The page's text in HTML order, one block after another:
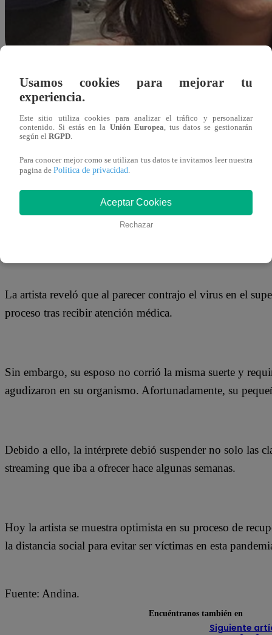
Redacción Latina
18 de mayo 2020
La cantautora peruana Nicole Pillman confirmó que
con los síntomas.
La querida figura del canto contó que los primeros
La artista reveló que al parecer contrajo el virus en el
proceso tras recibir atención médica.
Sin embargo, su esposo no corrió la misma suerte y
agudizaron en su organismo. Afortunadamente, su
Debido a ello, la intérprete debió suspender no solo las
streaming que iba a ofrecer hace algunas semanas.
Hoy la artista se muestra optimista en su proceso de
la distancia social para evitar ser víctimas en esta
Fuente: Andina.
Siguiente
Usamos cookies para mejorar tu
experiencia.
Este sitio utiliza cookies para analizar el tráfico y personalizar
contenido. Si estás en la Unión Europea, tus datos se gestionarán
según el RGPD.
Para conocer mejor como se utilizan tus datos te invitamos leer nuestra
pagina de Política de privacidad.
Aceptar Cookies
Rechazar
Encuéntranos también en